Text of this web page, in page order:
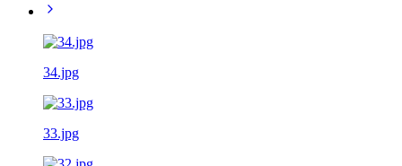
34.jpg
33.jpg